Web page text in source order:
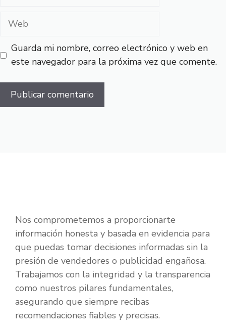
Web
Guarda mi nombre, correo electrónico y web en
este navegador para la próxima vez que comente.
Nos comprometemos a proporcionarte
información honesta y basada en evidencia para
que puedas tomar decisiones informadas sin la
presión de vendedores o publicidad engañosa.
Trabajamos con la integridad y la transparencia
como nuestros pilares fundamentales,
asegurando que siempre recibas
recomendaciones fiables y precisas.